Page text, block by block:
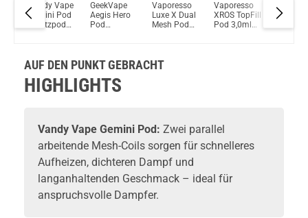
Du willst Kröten sparen?
Schau mal hier!
Vaptio Pado Pod System Kit Grün
Vandy Vape
Gemini Pod
Ersatzpod
GeekVape
Aegis Hero
Pod
Vaporesso
Luxe X Dual
Mesh Pod
Vaporesso
XROS TopFill
Pod 3,0ml
eGo
AUF DEN PUNKT GEBRACHT
HIGHLIGHTS
Vandy Vape Gemini Pod: Zwei parallel
arbeitende Mesh-Coils sorgen für schnelleres
Aufheizen, dichteren Dampf und
langanhaltenden Geschmack – ideal für
anspruchsvolle Dampfer.